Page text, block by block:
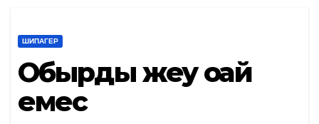
ШИПАГЕР
Обырды жеңу оңай
емес